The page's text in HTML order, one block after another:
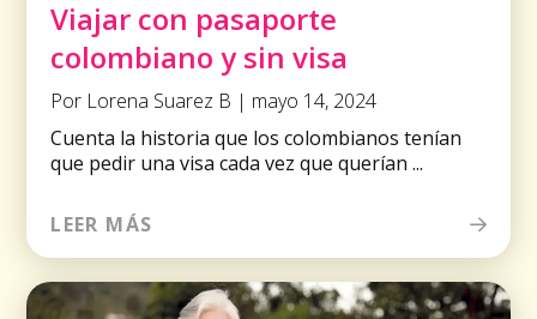
Viajar con pasaporte
colombiano y sin visa
Por Lorena Suarez B | mayo 14, 2024
Cuenta la historia que los colombianos tenían
que pedir una visa cada vez que querían ...
LEER MÁS